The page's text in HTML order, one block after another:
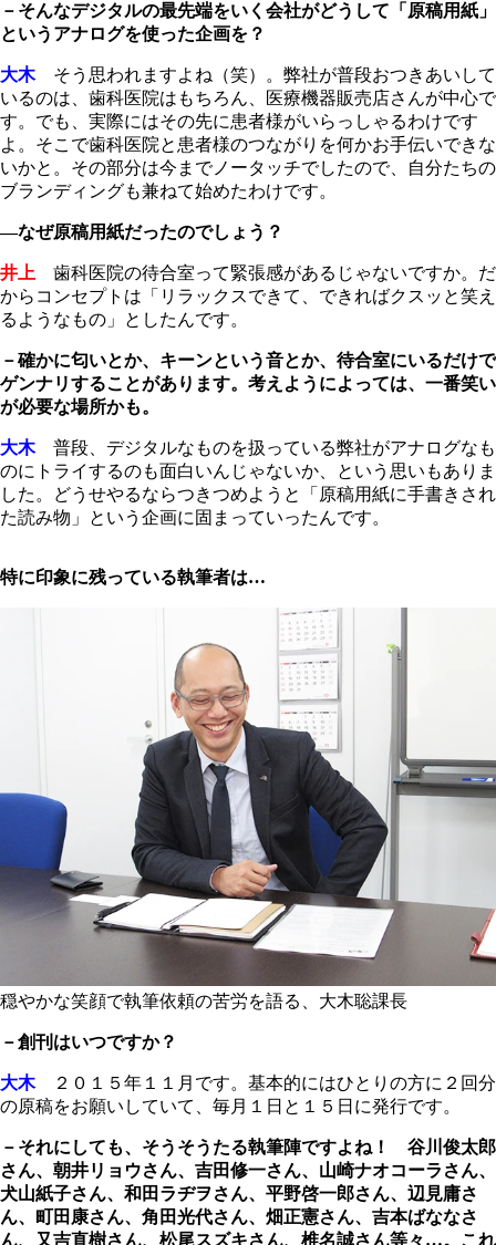
－そんなデジタルの最先端をいく会社がどうして「原稿用紙」
というアナログを使った企画を？
大木そう思われますよね（笑）。弊社が普段おつきあいして
いるのは、歯科医院はもちろん、医療機器販売店さんが中心で
す。でも、実際にはその先に患者様がいらっしゃるわけです
よ。そこで歯科医院と患者様のつながりを何かお手伝いできな
いかと。その部分は今までノータッチでしたので、自分たちの
ブランディングも兼ねて始めたわけです。
―なぜ原稿用紙だったのでしょう？
井上 歯科医院の待合室って緊張感があるじゃないですか。だ
からコンセプトは「リラックスできて、できればクスッと笑え
るようなもの」としたんです。
－確かに匂いとか、キーンという音とか、待合室にいるだけで
ゲンナリすることがあります。考えようによっては、一番笑い
が必要な場所かも。
大木普段、デジタルなものを扱っている弊社がアナログなも
のにトライするのも面白いんじゃないか、という思いもありま
した。どうせやるならつきつめようと「原稿用紙に手書きされ
た読み物」という企画に固まっていったんです。
特に印象に残っている執筆者は…
穏やかな笑顔で執筆依頼の苦労を語る、大木聡課長
－創刊はいつですか？
大木２０１５年１１月です。基本的にはひとりの方に２回分
の原稿をお願いしていて、毎月１日と１５日に発行です。
－それにしても、そうそうたる執筆陣ですよね！ 谷川俊太郎
さん、朝井リョウさん、吉田修一さん、山崎ナオコーラさん、
犬山紙子さん、和田ラヂヲさん、平野啓一郎さん、辺見庸さ
ん、町田康さん、角田光代さん、畑正憲さん、吉本ばななさ
ん、又吉直樹さん、松尾スズキさん、椎名誠さん等々…。これ